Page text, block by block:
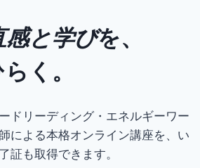
感と学びを、
く。
ドリーディング・エネルギーワー
による本格オンライン講座を、い
証も取得できます。